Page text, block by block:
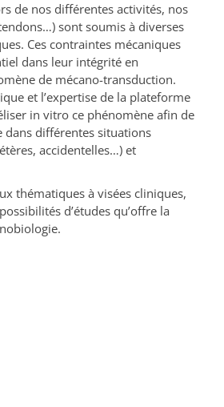
de nos différentes activités, nos
sont soumis à diverses
Ces contraintes mécaniques
dans leur intégrité en
de mécano-transduction.
et l’expertise de la plateforme
in vitro ce phénomène afin de
dans différentes situations
accidentelles…) et
thématiques à visées cliniques,
d’études qu’offre la